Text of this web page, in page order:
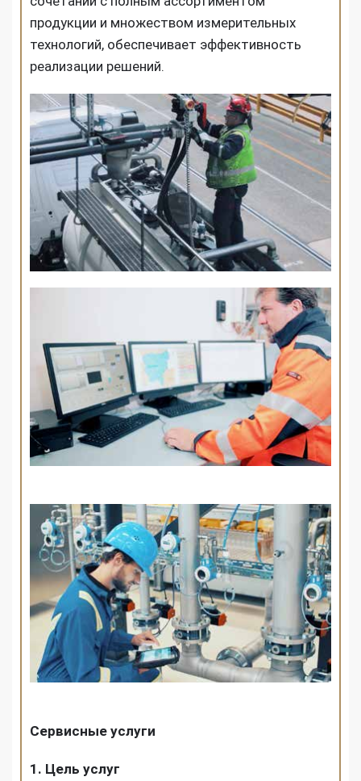
продукции и множеством измерительных
технологий, обеспечивает эффективность
реализации решений.
Сервисные услуги
1. Цель услуг